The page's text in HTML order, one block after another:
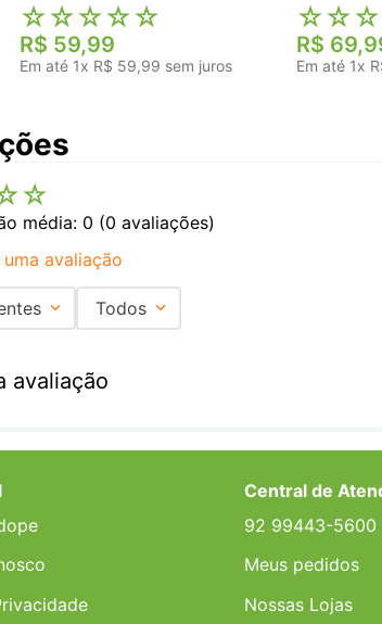
☆☆☆☆☆
R$ 59,99
Em até 1x R$ 59,99 sem juros
☆☆☆
R$ 69,
Em até 1x
☆
média: 0 (0 avaliações)
uma avaliação
o produto de 1 a 5 estrelas
Todos
avaliação
Central de
92 99443-5600
Meus pedidos
Nossas Lojas